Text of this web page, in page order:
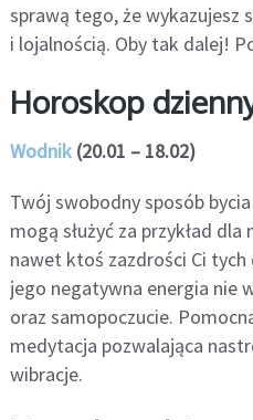
sprawą tego, że wykazujesz
i lojalnością. Oby tak dalej!
Horoskop
Wodnik(20.01 – 18.02)
Twój swobodny sposób
mogą służyć za przykład
nawet ktoś zazdrości Ci tych
jego negatywna energia nie
oraz samopoczucie.
medytacja pozwalająca
wibracje.